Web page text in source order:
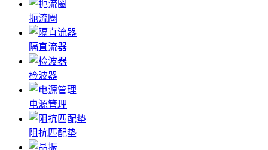
扼流圈
隔直流器
检波器
电源管理
阻抗匹配垫